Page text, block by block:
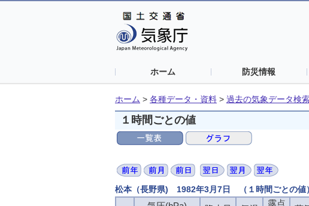
ホーム 防災情報
ホーム > 各種データ・資料 > 過去の気象データ検
１時間ごとの値
松本（長野県) 1982年3月7日 （１時間ごとの値）
露点
露点
露点
露点